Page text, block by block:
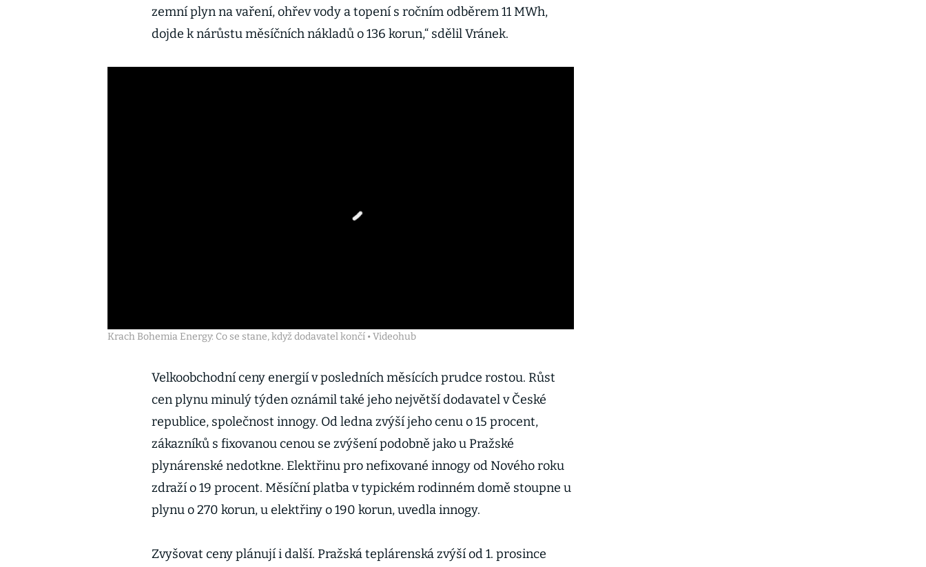
zemní plyn na vaření, ohřev vody a topení s ročním odběrem 11 MWh,
dojde k nárůstu měsíčních nákladů o 136 korun,“ sdělil Vránek.
Krach Bohemia Energy: Co se stane, když dodavatel končí • Videohub
Velkoobchodní ceny energií v posledních měsících prudce rostou. Růst
cen plynu minulý týden oznámil také jeho největší dodavatel v České
republice, společnost innogy. Od ledna zvýší jeho cenu o 15 procent,
zákazníků s fixovanou cenou se zvýšení podobně jako u Pražské
plynárenské nedotkne. Elektřinu pro nefixované innogy od Nového roku
zdraží o 19 procent. Měsíční platba v typickém rodinném domě stoupne u
plynu o 270 korun, u elektřiny o 190 korun, uvedla innogy.
Zvyšovat ceny plánují i další. Pražská teplárenská zvýší od 1. prosince